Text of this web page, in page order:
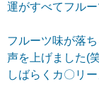
運がすべてフル
フルーツ味が落
声を上げました(
しばらくカ〇リ